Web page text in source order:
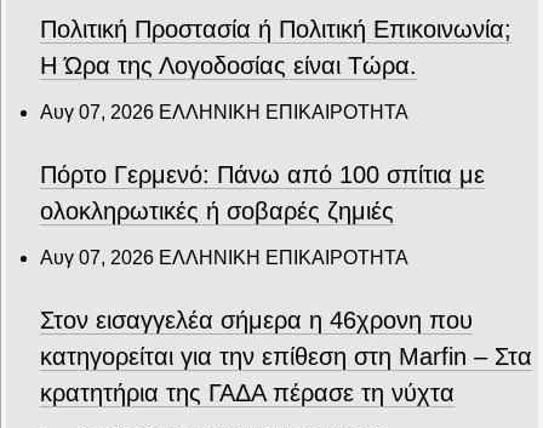
Πολιτική Προστασία ή Πολιτική Επικοινωνία;
Η Ώρα της Λογοδοσίας είναι Τώρα.
Αυγ 07, 2026 ΕΛΛΗΝΙΚΗ ΕΠΙΚΑΙΡΟΤΗΤΑ
Πόρτο Γερμενό: Πάνω από 100 σπίτια με
ολοκληρωτικές ή σοβαρές ζημιές
Αυγ 07, 2026 ΕΛΛΗΝΙΚΗ ΕΠΙΚΑΙΡΟΤΗΤΑ
Στον εισαγγελέα σήμερα η 46χρονη που
κατηγορείται για την επίθεση στη Marfin – Στα
κρατητήρια της ΓΑΔΑ πέρασε τη νύχτα